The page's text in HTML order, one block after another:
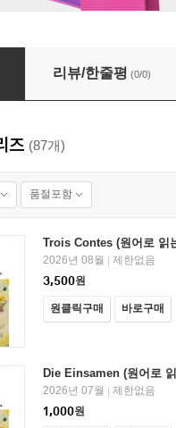
(원어로 읽는 세계문
리뷰/한줄평 (0/0)
즈 (87개)
품절포함
Trois Contes (원어로 읽
2026년 08월 | 제한없음
3,500원
원클릭구매 바로구매
Die Einsamen (원어로
2026년 07월 | 제한없음
1,000원